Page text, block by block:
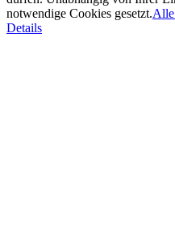
notwendige Cookies gesetzt.Alle
Details